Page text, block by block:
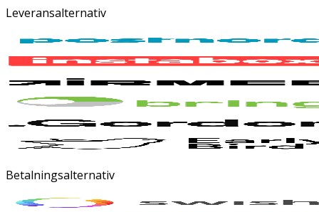
Leveransalternativ
Betalningsalternativ